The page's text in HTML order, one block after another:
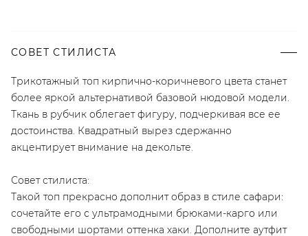
СОВЕТ СТИЛИСТА
Трикотажный топ кирпично-коричневого цвета станет
более яркой альтернативой базовой нюдовой модели.
Ткань в рубчик облегает фигуру, подчеркивая все ее
достоинства. Квадратный вырез сдержанно
акцентирует внимание на декольте.
Совет стилиста:
Такой топ прекрасно дополнит образ в стиле сафари:
сочетайте его с ультрамодными брюками-карго или
свободными шортами оттенка хаки. Дополните аутфит